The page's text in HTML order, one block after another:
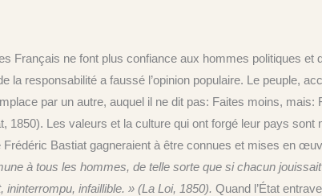
Français ne font plus confiance aux hommes politiques
responsabilité a faussé l’opinion populaire. Le peuple,
par un autre, auquel il ne dit pas: Faites moins, mais:
Les valeurs et la culture qui ont forgé leur pays
Bastiat gagneraient à être connues et mises en
à tous les hommes, de telle sorte que si chacun
infaillible. » (La Loi, 1850). Quand l’État